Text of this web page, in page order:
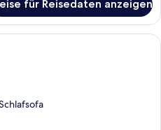
für Reisedaten anzeigen
Ein Hotelzimmer mit zwei Betten,